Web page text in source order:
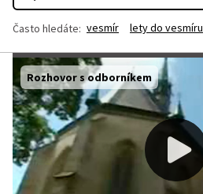
Často hledáte: vesmír lety do vesmíru
Rozhovor s odborníkem